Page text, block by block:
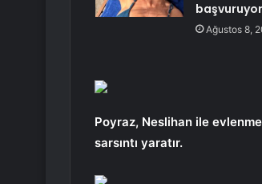
başvuruyor
Ağustos 8,
Poyraz, Neslihan ile
sarsıntı yaratır.